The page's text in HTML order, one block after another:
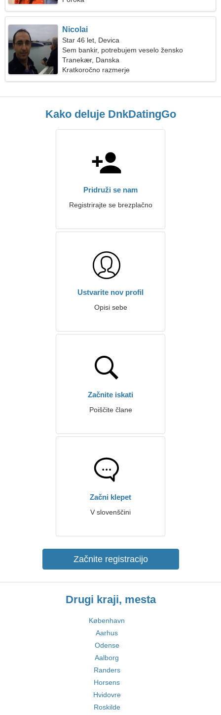
Nicolai
Star 46 let, Devica
Sem bankir, potrebujem veselo žensko
Tranekær, Danska
Kratkoročno razmerje
Kako deluje DnkDatingGo
Pridruži se nam
Registrirajte se brezplačno
Ustvarite nov profil
Opisi sebe
Začnite iskati
Poiščite člane
Začni klepet
V slovenščini
Začnite registracijo
Drugi kraji, mesta
København
Aarhus
Odense
Aalborg
Randers
Horsens
Hvidovre
Roskilde